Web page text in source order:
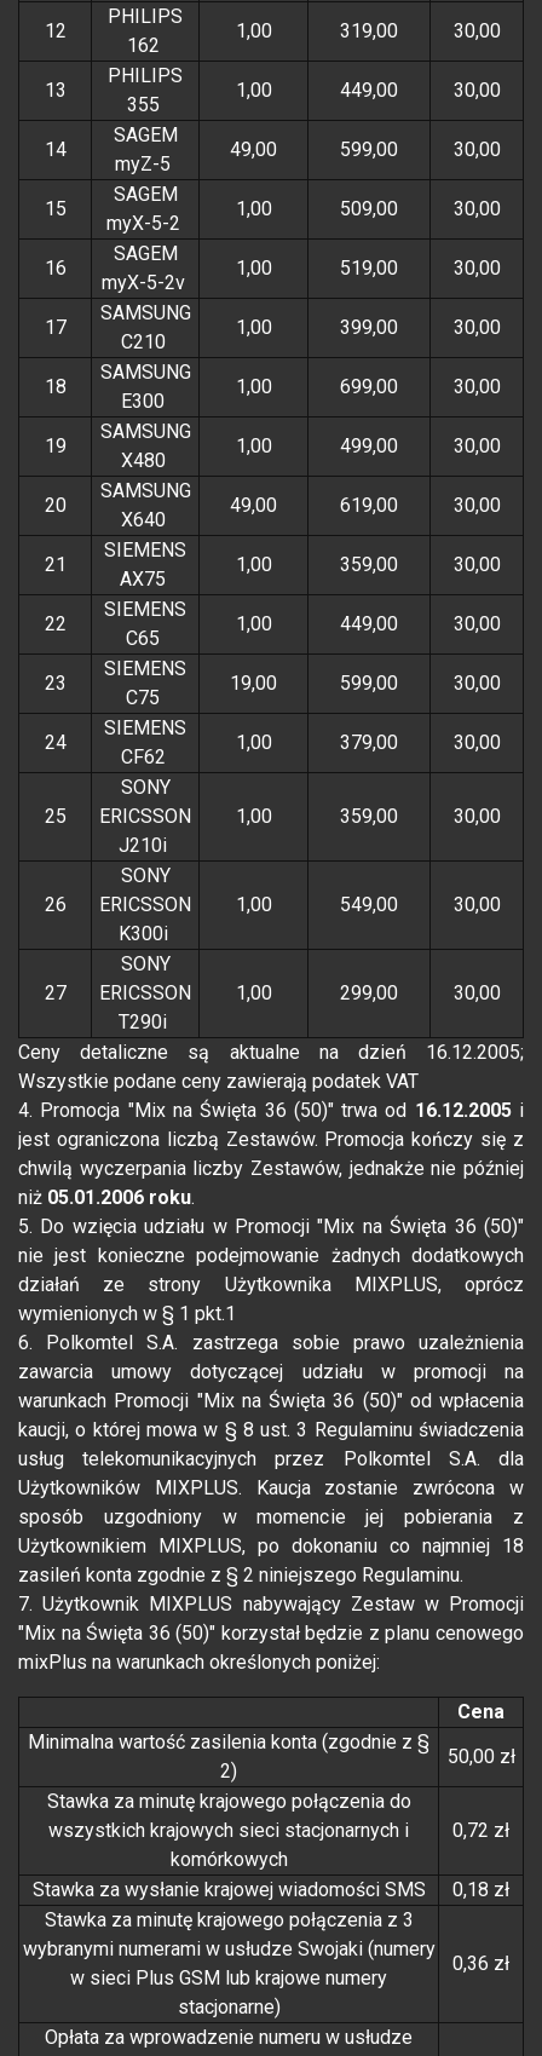
12
PHILIPS
162
1,00 319,00 30,00
13
PHILIPS
355
1,00 449,00 30,00
14
SAGEM
myZ-5
49,00 599,00 30,00
15
SAGEM
myX-5-2
1,00 509,00 30,00
16
SAGEM
myX-5-2v
1,00 519,00 30,00
17
SAMSUNG
C210
1,00 399,00 30,00
18
SAMSUNG
E300
1,00 699,00 30,00
19
SAMSUNG
X480
1,00 499,00 30,00
20
SAMSUNG
X640
49,00 619,00 30,00
21
SIEMENS
AX75
1,00 359,00 30,00
22
SIEMENS
C65
1,00 449,00 30,00
23
SIEMENS
C75
19,00 599,00 30,00
24
SIEMENS
CF62
1,00 379,00 30,00
25
SONY
ERICSSON
J210i
1,00 359,00 30,00
26
SONY
ERICSSON
K300i
1,00 549,00 30,00
27
SONY
ERICSSON
T290i
1,00 299,00 30,00
Ceny detaliczne są aktualne na dzień 16.12.2005;
Wszystkie podane ceny zawierają podatek VAT
4. Promocja "Mix na Święta 36 (50)" trwa od 16.12.2005i
jest ograniczona liczbą Zestawów. Promocja kończy się z
chwilą wyczerpania liczby Zestawów, jednakże nie później
niż 05.01.2006 roku.
5. Do wzięcia udziału w Promocji "Mix na Święta 36 (50)"
nie jest konieczne podejmowanie żadnych dodatkowych
działań ze strony Użytkownika MIXPLUS, oprócz
wymienionych w § 1 pkt.1
6. Polkomtel S.A. zastrzega sobie prawo uzależnienia
zawarcia umowy dotyczącej udziału w promocji na
warunkach Promocji "Mix na Święta 36 (50)" od wpłacenia
kaucji, o której mowa w § 8 ust. 3 Regulaminu świadczenia
usług telekomunikacyjnych przez Polkomtel S.A. dla
Użytkowników MIXPLUS. Kaucja zostanie zwrócona w
sposób uzgodniony w momencie jej pobierania z
Użytkownikiem MIXPLUS, po dokonaniu co najmniej 18
zasileń konta zgodnie z § 2 niniejszego Regulaminu.
7. Użytkownik MIXPLUS nabywający Zestaw w Promocji
"Mix na Święta 36 (50)" korzystał będzie z planu cenowego
mixPlus na warunkach określonych poniżej:
Cena
Minimalna wartość zasilenia konta (zgodnie z §
2)
50,00 zł
Stawka za minutę krajowego połączenia do
wszystkich krajowych sieci stacjonarnych i
komórkowych
0,72 zł
Stawka za wysłanie krajowej wiadomości SMS
0,18 zł
Stawka za minutę krajowego połączenia z 3
wybranymi numerami w usłudze Swojaki (numery
w sieci Plus GSM lub krajowe numery
stacjonarne)
0,36 zł
Opłata za wprowadzenie numeru w usłudze